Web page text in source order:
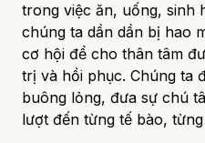
ภาษ
trong việc ăn, uống, sinh
chúng ta dần dần bị hao
cơ hội để cho thân tâm
trị và hồi phục. Chúng ta
buông lỏng, đưa sự chú
lượt đến từng tế bào,